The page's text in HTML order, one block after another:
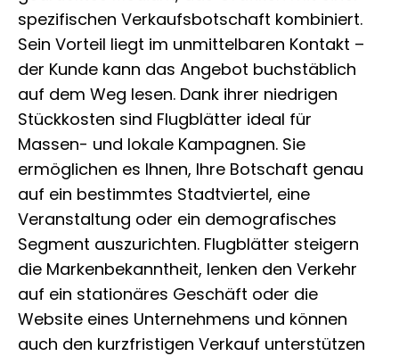
spezifischen Verkaufsbotschaft kombiniert.
Sein Vorteil liegt im unmittelbaren Kontakt –
der Kunde kann das Angebot buchstäblich
auf dem Weg lesen. Dank ihrer niedrigen
Stückkosten sind Flugblätter ideal für
Massen- und lokale Kampagnen. Sie
ermöglichen es Ihnen, Ihre Botschaft genau
auf ein bestimmtes Stadtviertel, eine
Veranstaltung oder ein demografisches
Segment auszurichten. Flugblätter steigern
die Markenbekanntheit, lenken den Verkehr
auf ein stationäres Geschäft oder die
Website eines Unternehmens und können
auch den kurzfristigen Verkauf unterstützen